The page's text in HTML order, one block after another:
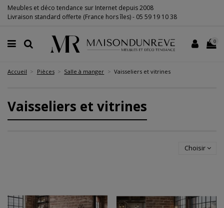
Meubles et déco tendance sur Internet depuis 2008
Livraison standard offerte (France hors îles) - 05 59 19 10 38
0
Accueil Pièces Salle à manger Vaisseliers et vitrines
Vaisseliers et vitrines
Choisir